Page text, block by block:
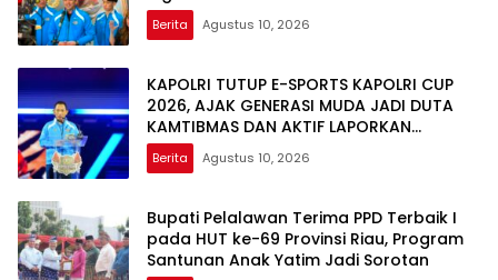
Berita Agustus 10, 2026
KAPOLRI TUTUP E-SPORTS KAPOLRI CUP
2026, AJAK GENERASI MUDA JADI DUTA
KAMTIBMAS DAN AKTIF LAPORKAN
GANGGUAN KE 110
Berita Agustus 10, 2026
Bupati Pelalawan Terima PPD Terbaik I
pada HUT ke-69 Provinsi Riau, Program
Santunan Anak Yatim Jadi Sorotan